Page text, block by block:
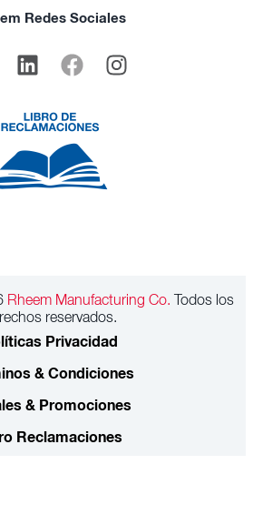
Redes Sociales
Rheem Manufacturing Co. Todos los
reservados.
Privacidad
& Condiciones
& Promociones
Reclamaciones